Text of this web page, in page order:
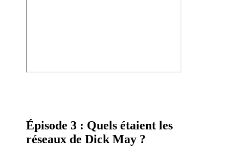
Épisode 3 : Quels étaient les
réseaux de Dick May ?